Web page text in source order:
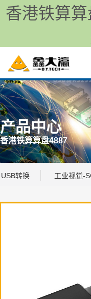
香港铁算
产品中心
香港铁算算盘4887
USB转换 工业视觉-